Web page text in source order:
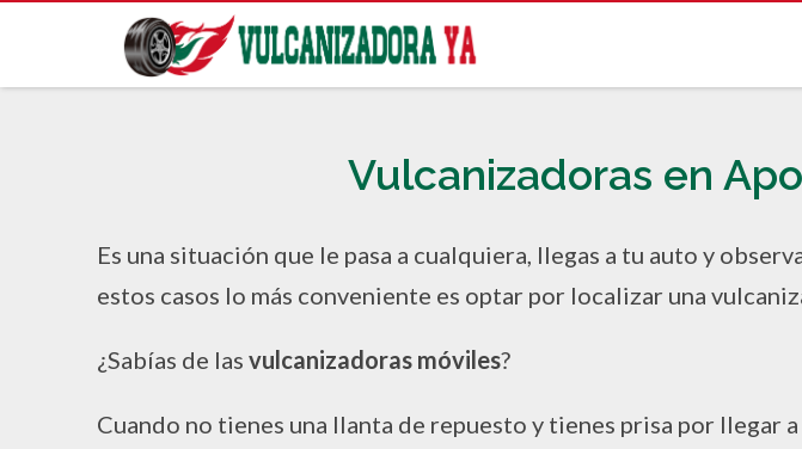
Vulcanizadoras en
Es una situación que le pasa a cualquiera, llegas a tu auto y
estos casos lo más conveniente es optar por localizar una
¿Sabías de las vulcanizadoras móviles?
Cuando no tienes una llanta de repuesto y tienes prisa por llegar